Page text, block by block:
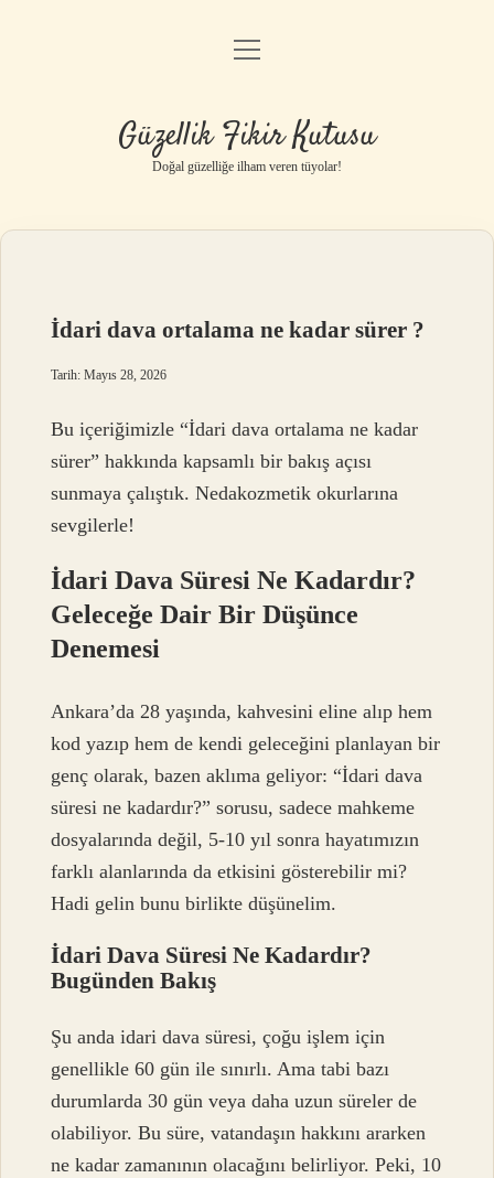
Anasayfa
Yasal Uyarı
menüyü
Güzellik Fikir Kutusu
Doğal güzelliğe ilham veren tüyolar!
İdari dava ortalama ne kadar sürer ?
Tarih: Mayıs 28, 2026
Bu içeriğimizle “İdari dava ortalama ne kadar
sürer” hakkında kapsamlı bir bakış açısı
sunmaya çalıştık. Nedakozmetik okurlarına
sevgilerle!
İdari Dava Süresi Ne Kadardır?
Geleceğe Dair Bir Düşünce
Denemesi
Ankara’da 28 yaşında, kahvesini eline alıp hem
kod yazıp hem de kendi geleceğini planlayan bir
genç olarak, bazen aklıma geliyor: “İdari dava
süresi ne kadardır?” sorusu, sadece mahkeme
dosyalarında değil, 5-10 yıl sonra hayatımızın
farklı alanlarında da etkisini gösterebilir mi?
Hadi gelin bunu birlikte düşünelim.
İdari Dava Süresi Ne Kadardır?
Bugünden Bakış
Şu anda idari dava süresi, çoğu işlem için
genellikle 60 gün ile sınırlı. Ama tabi bazı
durumlarda 30 gün veya daha uzun süreler de
olabiliyor. Bu süre, vatandaşın hakkını ararken
ne kadar zamanının olacağını belirliyor. Peki, 10